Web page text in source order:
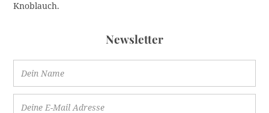
Knoblauch.
Newsletter